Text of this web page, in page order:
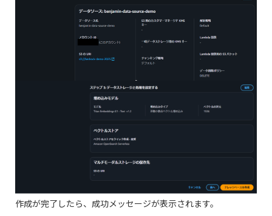
作成が完了したら、成功メッセージが表示されます。